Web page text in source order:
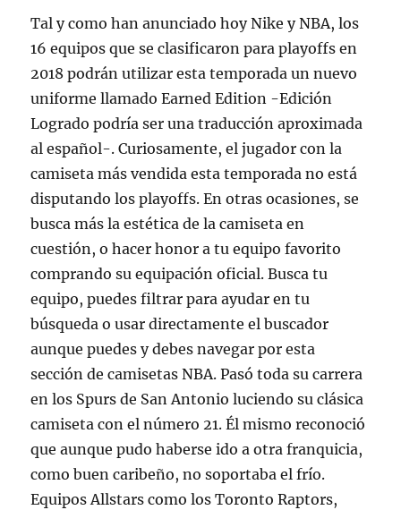
Tal y como han anunciado hoy Nike y NBA, los
16 equipos que se clasificaron para playoffs en
2018 podrán utilizar esta temporada un nuevo
uniforme llamado Earned Edition -Edición
Logrado podría ser una traducción aproximada
al español-. Curiosamente, el jugador con la
camiseta más vendida esta temporada no está
disputando los playoffs. En otras ocasiones, se
busca más la estética de la camiseta en
cuestión, o hacer honor a tu equipo favorito
comprando su equipación oficial. Busca tu
equipo, puedes filtrar para ayudar en tu
búsqueda o usar directamente el buscador
aunque puedes y debes navegar por esta
sección de camisetas NBA. Pasó toda su carrera
en los Spurs de San Antonio luciendo su clásica
camiseta con el número 21. Él mismo reconoció
que aunque pudo haberse ido a otra franquicia,
como buen caribeño, no soportaba el frío.
Equipos Allstars como los Toronto Raptors,